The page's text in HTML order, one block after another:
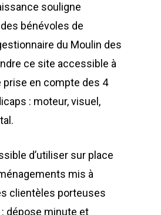
souligne
des bénévoles de
du Moulin des
ce site accessible à
prise en compte des 4
: moteur, visuel,
d’utiliser sur place
mis à
clientèles porteuses
: dépose minute et